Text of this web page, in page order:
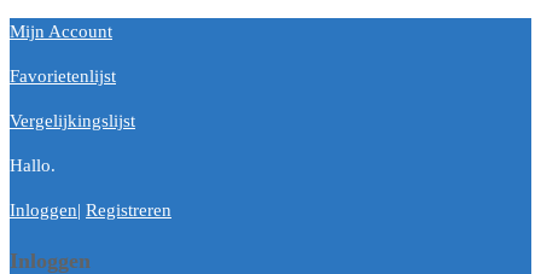
Mijn Account
Favorietenlijst
Vergelijkingslijst
Hallo.
Inloggen| Registreren
Inloggen